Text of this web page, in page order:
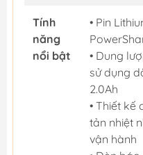
Tính
năng
nổi bật
• Pin
• Dung
sử dụng
2.0Ah
• Thiết kế
tản nhiệt
vận hành